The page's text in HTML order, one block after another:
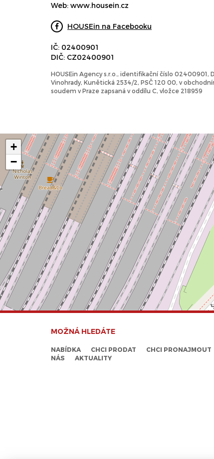
Web: www.housein.cz
HOUSEin na Facebooku
IČ: 02400901
DIČ: CZ02400901
HOUSEin Agency s.r.o., identifikační číslo 02400901,
Vinohrady, Kunětická 2534/2, PSČ 120 00, v
soudem v Praze zapsaná v oddílu C, vložce 218959
+
−
MOŽNÁ HLEDÁTE
NABÍDKA CHCI PRODAT CHCI PRONAJMOUT
NÁS
AKTUALITY